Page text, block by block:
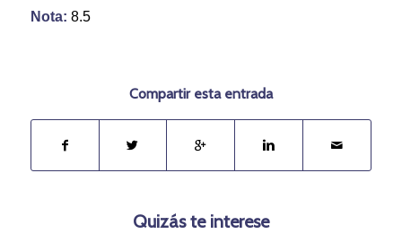
Nota: 8.5
Compartir esta entrada
Quizás te interese